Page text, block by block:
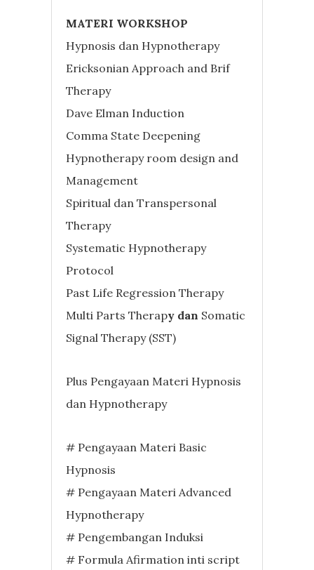
MATERI WORKSHOP
Hypnosis dan Hypnotherapy
Ericksonian Approach and Brif
Therapy
Dave Elman Induction
Comma State Deepening
Hypnotherapy room design and
Management
Spiritual dan Transpersonal
Therapy
Systematic Hypnotherapy
Protocol
Past Life Regression Therapy
Multi Parts Therapy dan Somatic
Signal Therapy (SST)
Plus Pengayaan Materi Hypnosis
dan Hypnotherapy
# Pengayaan Materi Basic
Hypnosis
# Pengayaan Materi Advanced
Hypnotherapy
# Pengembangan Induksi
# Formula Afirmation inti script